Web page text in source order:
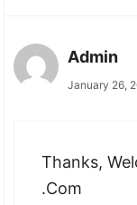
Admin
January 26,
Thanks,
.Com